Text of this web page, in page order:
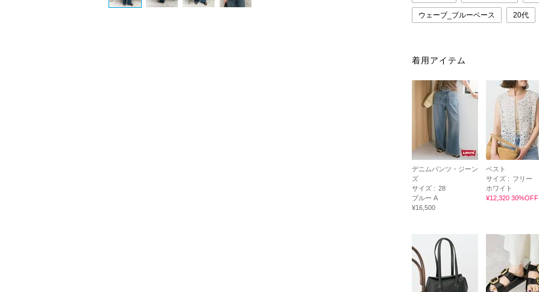
ウェーブ_ブルーベース 20代
着用アイテム
デニムパンツ・ジーン
ズ
サイズ : 28
ブルー A
¥16,500
ベスト
サイズ : フリー
ホワイト
¥12,320 30%OFF